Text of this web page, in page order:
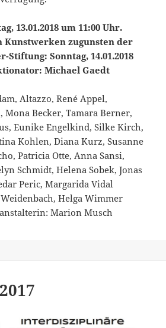
13.01.2018 um 11:00 Uhr.
Kunstwerken zugunsten der
Sonntag, 14.01.2018
Michael Gaedt
Altazzo, René Appel,
Becker, Tamara Berner,
Eunike Engelkind, Silke Kirch,
Kohlen, Diana Kurz, Susanne
Patricia Otte, Anna Sansi,
Schmidt, Helena Sobek, Jonas
Peric, Margarida Vidal
Helga Wimmer
Marion Musch